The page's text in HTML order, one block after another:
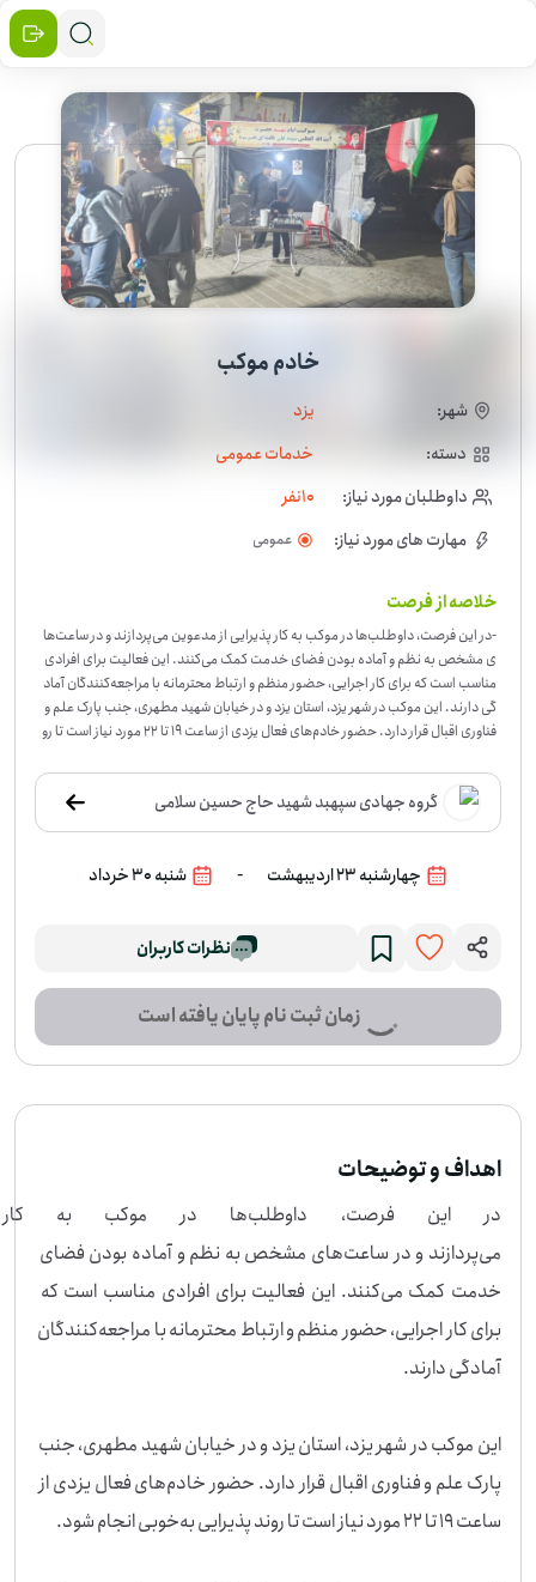
خادم موکب
شهر:
یزد
دسته:
خدمات عمومی
داوطلبان مورد نیاز:
10نفر
مهارت های مورد نیاز:
عمومی
خلاصه از فرصت
-در این فرصت، داوطلب‌ها در موکب به کار پذیرایی از مدعوین می‌پردازند و در ساعت‌ها
ی مشخص به نظم و آماده بودن فضای خدمت کمک می‌کنند. این فعالیت برای افرادی
مناسب است که برای کار اجرایی، حضور منظم و ارتباط محترمانه با مراجعه‌کنندگان آماد
گی دارند. این موکب در شهر یزد، استان یزد و در خیابان شهید مطهری، جنب پارک علم و
فناوری اقبال قرار دارد. حضور خادم‌های فعال یزدی از ساعت ۱۹ تا ۲۲ مورد نیاز است تا رو
د، می‌توانید برای این خدمت داوطلب شوید.
گروه جهادی سپهبد شهید حاج حسین سلامی
چهارشنبه 23 اردیبهشت - شنبه 30 خرداد
نظرات کاربران
زمان ثبت نام پایان یافته است
اهداف و توضیحات
در این فرصت، داوطلب‌ها در
می‌پردازند و در ساعت‌های مشخص به نظم و آماده بودن فضای
خدمت کمک می‌کنند. این فعالیت برای افرادی مناسب است که
برای کار اجرایی، حضور منظم و ارتباط محترمانه با مراجعه‌کنندگان
این موکب در شهر یزد، استان یزد و در خیابان شهید مطهری، جنب
پارک علم و فناوری اقبال قرار دارد. حضور خادم‌های فعال یزدی از